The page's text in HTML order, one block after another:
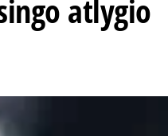
atlygio